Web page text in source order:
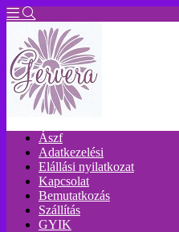
Ászf
Adatkezelési
Elállási nyilatkozat
Kapcsolat
Bemutatkozás
Szállítás
GYIK